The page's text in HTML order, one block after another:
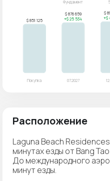
Расположение
Laguna Beach
минутах езды от Bang
До международного
минут езды.